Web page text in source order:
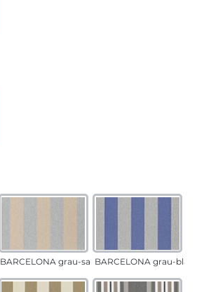
BARCELONA grau-sandBARCELONA grau-blau